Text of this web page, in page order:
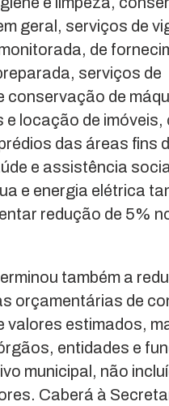
geral, serviços de
de
serviços de
conservação de
e locação de imóveis,
das áreas fins
e assistência
e energia elétrica
redução de 5%
também a
orçamentárias de
valores estimados,
entidades e
municipal, não
Caberá à